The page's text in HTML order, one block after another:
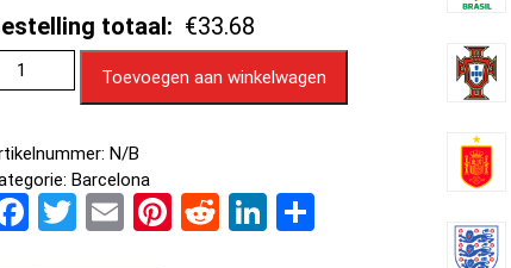
totaal: €33.68
Toevoegen aan winkelwagen
N/B
Barcelona
F T E Pi R Li D